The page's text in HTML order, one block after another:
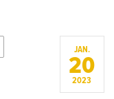
JAN.
20
2023